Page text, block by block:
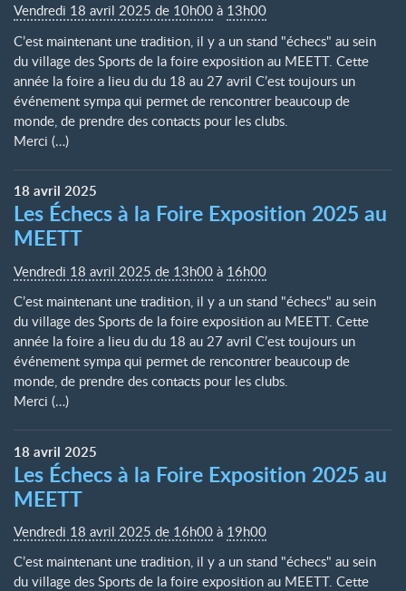
Vendredi 18 avril 2025 de 10h00 à 13h00
C’est maintenant une tradition, il y a un stand "échecs" au sein
du village des Sports de la foire exposition au MEETT. Cette
année la foire a lieu du du 18 au 27 avril C’est toujours un
événement sympa qui permet de rencontrer beaucoup de
monde, de prendre des contacts pour les clubs.
Merci (…)
18 avril 2025
Les Échecs à la Foire Exposition 2025 au
MEETT
Vendredi 18 avril 2025 de 13h00 à 16h00
C’est maintenant une tradition, il y a un stand "échecs" au sein
du village des Sports de la foire exposition au MEETT. Cette
année la foire a lieu du du 18 au 27 avril C’est toujours un
événement sympa qui permet de rencontrer beaucoup de
monde, de prendre des contacts pour les clubs.
Merci (…)
18 avril 2025
Les Échecs à la Foire Exposition 2025 au
MEETT
Vendredi 18 avril 2025 de 16h00 à 19h00
C’est maintenant une tradition, il y a un stand "échecs" au sein
du village des Sports de la foire exposition au MEETT. Cette